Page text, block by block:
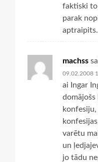
faktiski to
parak
aptraipits.
machss
09.02.2008
ai Ingar
domājošs
konfesiju,
varētu
un
jo tādu